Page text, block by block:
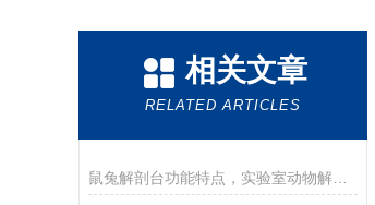
相关文章
RELATED ARTICLES
鼠兔解剖台功能特点，实验室动物解剖手术专用操作台优势详解